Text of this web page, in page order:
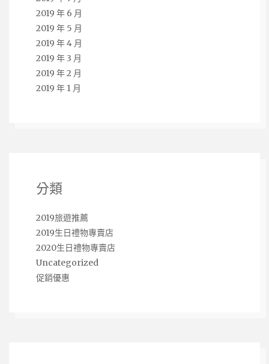
2019 年 6 月
2019 年 5 月
2019 年 4 月
2019 年 3 月
2019 年 2 月
2019 年 1 月
分類
2019旅遊推薦
2019生日禮物專賣店
2020生日禮物專賣店
Uncategorized
促銷優惠